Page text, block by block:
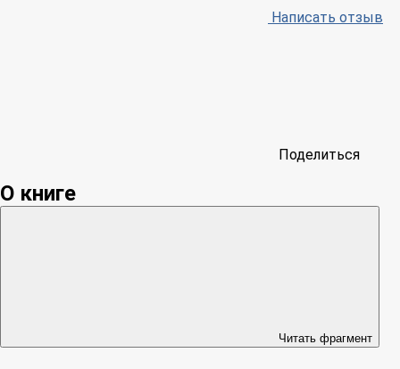
Написать отзыв
Поделиться
О книге
Читать фрагмент